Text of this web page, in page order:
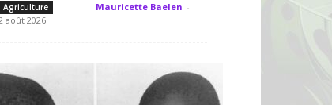
Agriculture Mauricette Baelen -
août 2026